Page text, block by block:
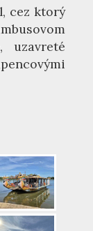
cez ktorý
uzavreté